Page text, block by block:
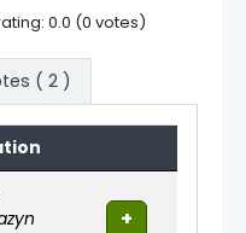
0.0 (0 votes)
( 2 )